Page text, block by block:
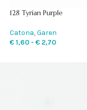
128 Tyrian Purple
Catona, Garen
€1,60 - €2,70